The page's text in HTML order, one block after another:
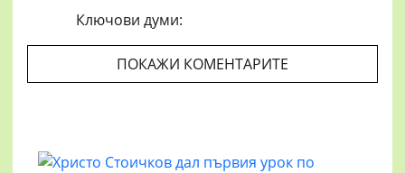
Ключови думи:
ПОКАЖИ КОМЕНТАРИТЕ